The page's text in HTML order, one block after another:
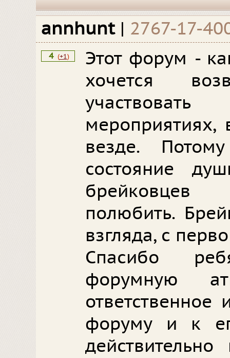
annhunt | 2767-17-
4 (+1)
Этот форум -
хочется
мероприятиях,
везде.
состояние
полюбить.
взгляда, с
Спасибо
форумную
форуму и к